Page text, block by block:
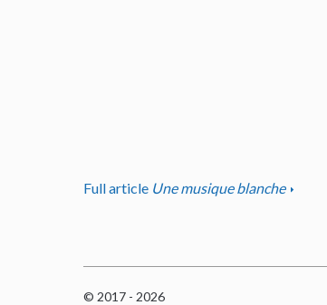
Full article Une musique blanche
© 2017 - 2026